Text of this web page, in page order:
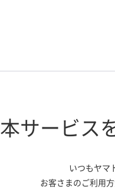
本サービス
いつもヤマ
お客さまのご利用